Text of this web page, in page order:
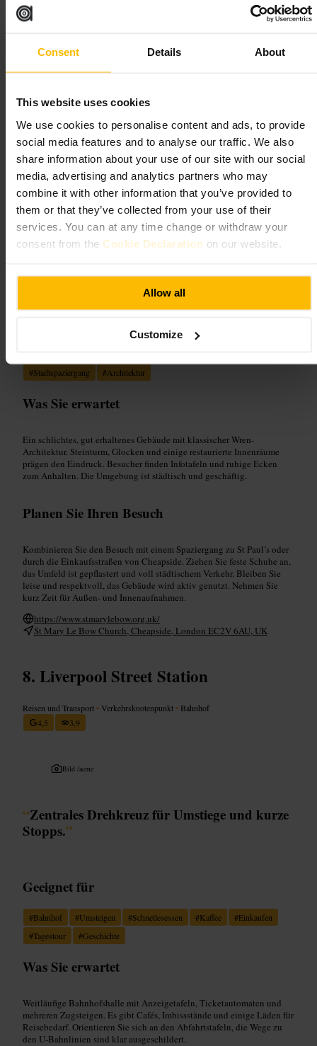
Consent Details About
This website uses cookies
We use cookies to personalise content and ads, to provide
social media features and to analyse our traffic. We also
share information about your use of our site with our social
media, advertising and analytics partners who may
combine it with other information that you’ve provided to
them or that they’ve collected from your use of their
services. You can at any time change or withdraw your
consent from the Cookie Declaration on our website.
Allow all
Customize
Wenn Sie ins Gebäude möchten, prüfen Sie vorher
Restaurantreservierungen oder geführte Touren. Kombinieren Sie den
Jacke mit, die oberen Bereiche können windig sein.
https://thegherkin.com/
St Mary-le-Bow Church
Gemeinschaft und Regierung•Geistliches Zentrum•Kirche
4,6
4,2
Bild /
#Stadtspaziergang #Architektur
Was Sie erwartet
Ein schlichtes, gut erhaltenes Gebäude mit klassischer Wren-
Architektur. Steinturm, Glocken und einige restaurierte Innenräume
prägen den Eindruck. Besucher finden Infotafeln und ruhige Ecken
zum Anhalten. Die Umgebung ist städtisch und geschäftig.
Planen Sie Ihren Besuch
Kombinieren Sie den Besuch mit einem Spaziergang zu St Paul’s oder
durch die Einkaufsstraßen von Cheapside. Ziehen Sie feste Schuhe an,
das Umfeld ist gepflastert und voll städtischem Verkehr. Bleiben Sie
leise und respektvoll, das Gebäude wird aktiv genutzt. Nehmen Sie
kurz Zeit für Außen- und Innenaufnahmen.
https://www.stmarylebow.org.uk/
St Mary Le Bow Church, Cheapside, London EC2V 6AU, UK
Liverpool Street Station
Reisen und Transport • Verkehrsknotenpunkt • Bahnhof
4,5
3,9
Bild /acme
“Zentrales Drehkreuz für Umstiege und kurze
Stopps.”
Geeignet für
#Bahnhof #Umsteigen #Schnellesessen #Kaffee #Einkaufen
#Tagestour #Geschichte
Was Sie erwartet
Weitläufige Bahnhofshalle mit Anzeigetafeln, Ticketautomaten und
mehreren Zugsteigen. Es gibt Cafés, Imbissstände und einige Läden für
Reisebedarf. Orientieren Sie sich an den Abfahrtstafeln, die Wege zu
den U‑Bahnlinien sind klar ausgeschildert.